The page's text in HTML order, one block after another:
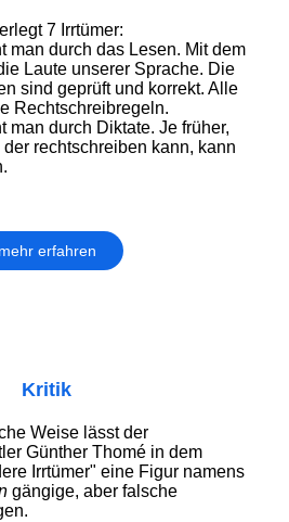
7 Irrtümer:
man durch das Lesen. Mit dem
Laute unserer Sprache. Die
sind geprüft und korrekt. Alle
Rechtschreibregeln.
man durch Diktate. Je früher,
rechtschreiben kann, kann
mehr erfahren
Kritik
Weise lässt der
Günther Thomé in dem
Irrtümer" eine Figur namens
gängige, aber falsche